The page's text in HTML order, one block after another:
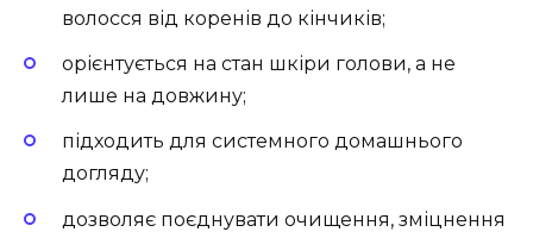
волосся від коренів до кінчиків;
орієнтується на стан шкіри голови, а не
лише на довжину;
підходить для системного домашнього
догляду;
дозволяє поєднувати очищення, зміцнення